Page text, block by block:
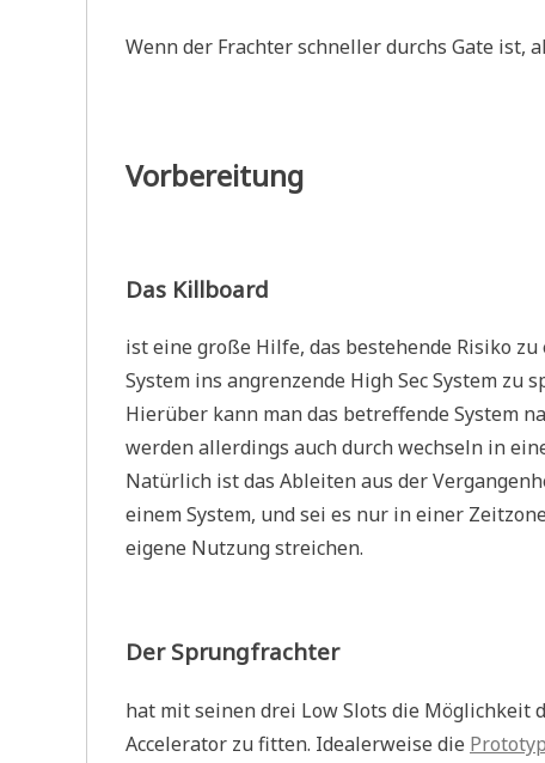
Wenn der Frachter schneller durchs Gate ist,
Vorbereitung
Das Killboard
ist eine große Hilfe, das bestehende Risiko
System ins angrenzende High Sec System zu
Hierüber kann man das betreffende System
werden allerdings auch durch wechseln in
Natürlich ist das Ableiten aus der
einem System, und sei es nur in einer
eigene Nutzung streichen.
Der Sprungfrachter
hat mit seinen drei Low Slots die Möglichkeit
Accelerator zu fitten. Idealerweise die